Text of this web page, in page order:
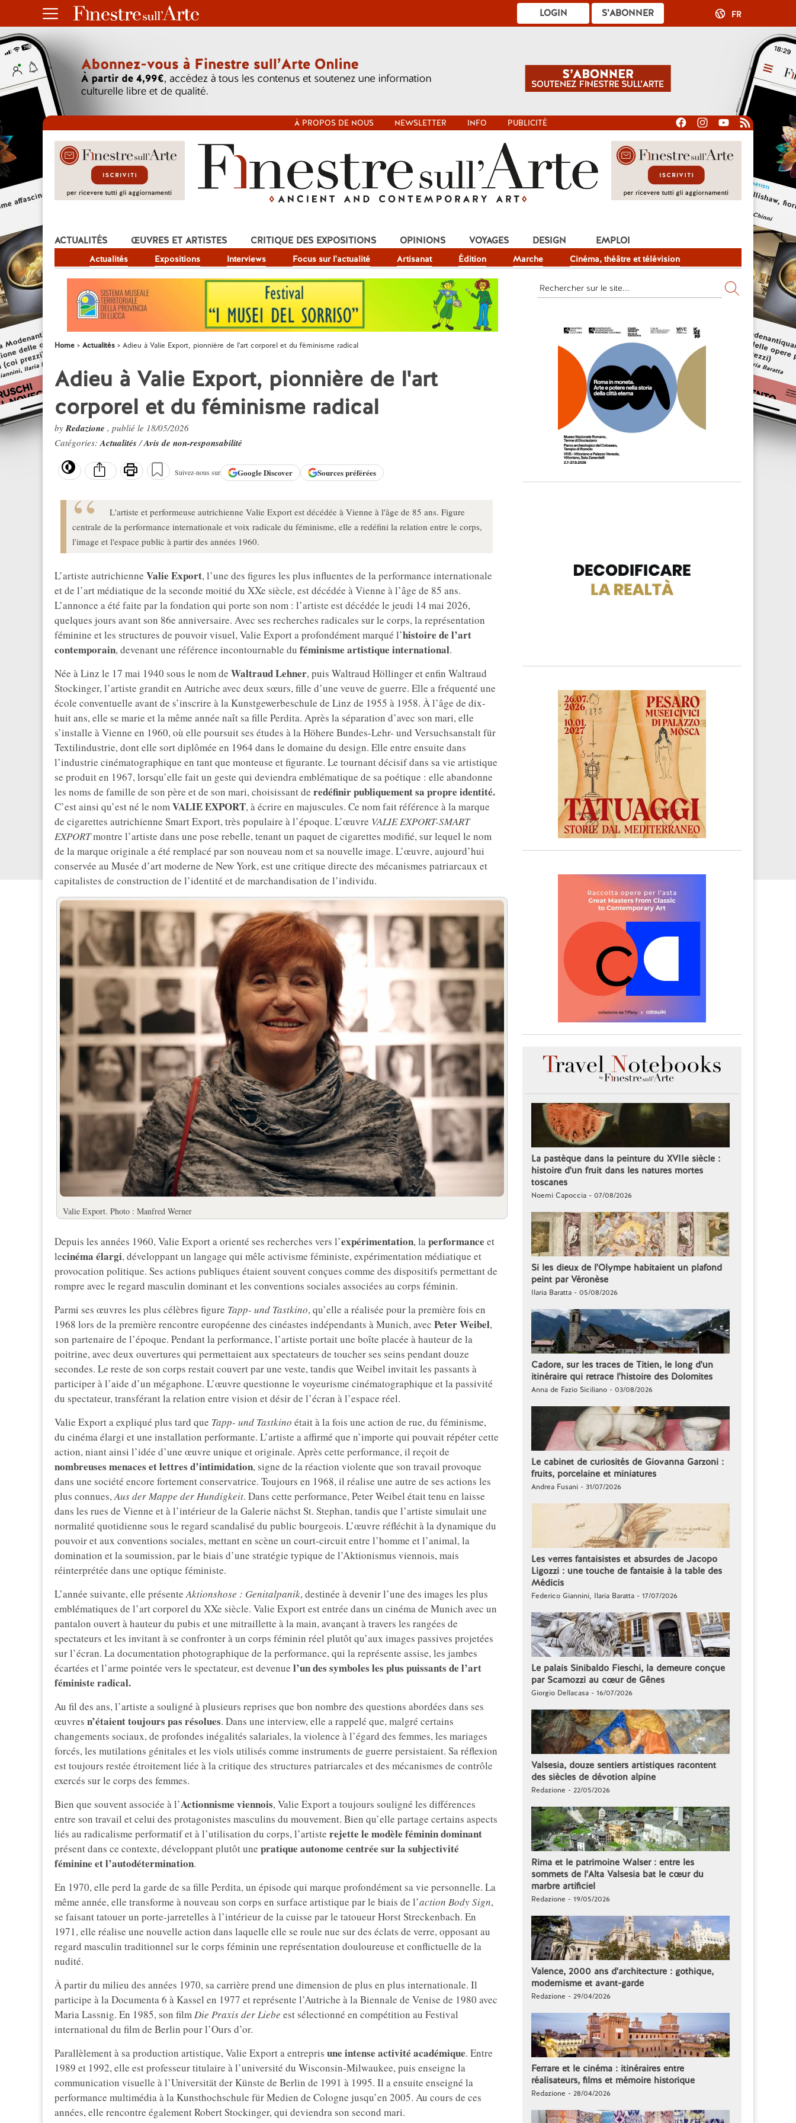
S’ABONNER
LOGIN FR
À PROPOS DE NOUS NEWSLETTER INFO PUBLICITÉ
ACTUALITÉS
Actualités Expositions Interviews Focus sur l'actualité Artisanat Édition Marche Cinéma, théâtre et télévision
ŒUVRES ET ARTISTES CRITIQUE DES EXPOSITIONS OPINIONS VOYAGES DESIGN EMPLOI
Home Actualités Adieu à Valie Export, pionnière de l'art corporel et du féminisme radical
Adieu à Valie Export, pionnière de l'art
corporel et du féminisme radical
byRedazione , publié le 18/05/2026
Catégories:Actualités/Avis de non-responsabilité
Suivez-nous sur GoogleDiscover Sources préférées
L'artiste et performeuse autrichienne Valie Export est décédée à Vienne à l'âge de 85 ans. Figure
centrale de la performance internationale et voix radicale du féminisme, elle a redéfini la relation entre le corps,
l'image et l'espace public à partir des années 1960.
L’artiste autrichienne Valie Export, l’une des figures les plus influentes de la performance internationale
et de l’art médiatique de la seconde moitié du XXe siècle, est décédée à Vienne à l’âge de 85 ans.
L’annonce a été faite par la fondation qui porte son nom : l’artiste est décédée le jeudi 14 mai 2026,
quelques jours avant son 86e anniversaire. Avec ses recherches radicales sur le corps, la représentation
féminine et les structures de pouvoir visuel, Valie Export a profondément marqué l’histoire de l’art
contemporain, devenant une référence incontournable du féminisme artistique international.
Née à Linz le 17 mai 1940 sous le nom de Waltraud Lehner, puis Waltraud Höllinger et enfin Waltraud
Stockinger, l’artiste grandit en Autriche avec deux sœurs, fille d’une veuve de guerre. Elle a fréquenté une
école conventuelle avant de s’inscrire à la Kunstgewerbeschule de Linz de 1955 à 1958. À l’âge de dix-
huit ans, elle se marie et la même année naît sa fille Perdita. Après la séparation d’avec son mari, elle
s’installe à Vienne en 1960, où elle poursuit ses études à la Höhere Bundes-Lehr- und Versuchsanstalt für
Textilindustrie, dont elle sort diplômée en 1964 dans le domaine du design. Elle entre ensuite dans
l’industrie cinématographique en tant que monteuse et figurante. Le tournant décisif dans sa vie artistique
se produit en 1967, lorsqu’elle fait un geste qui deviendra emblématique de sa poétique : elle abandonne
les noms de famille de son père et de son mari, choisissant de redéfinir publiquement sa propre identité.
C’est ainsi qu’est né le nomVALIE EXPORT, à écrire en majuscules. Ce nom fait référence à la marque
de cigarettes autrichienne Smart Export, très populaire à l’époque. L’œuvre VALIE EXPORT-SMART
EXPORTmontre l’artiste dans une pose rebelle, tenant un paquet de cigarettes modifié, sur lequel le nom
de la marque originale a été remplacé par son nouveau nom et sa nouvelle image. L’œuvre, aujourd’hui
conservée au Musée d’art moderne de New York, est une critique directe des mécanismes patriarcaux et
capitalistes de construction de l’identité et de marchandisation de l’individu.
Valie Export. Photo : Manfred Werner
Depuis les années 1960, Valie Export a orienté ses recherches vers l’expérimentation, laperformance et
lecinéma élargi, développant un langage qui mêle activisme féministe, expérimentation médiatique et
provocation politique. Ses actions publiques étaient souvent conçues comme des dispositifs permettant de
rompre avec le regard masculin dominant et les conventions sociales associées au corps féminin.
Parmi ses œuvres les plus célèbres figure Tapp- und Tastkino, qu’elle a réalisée pour la première fois en
1968 lors de la première rencontre européenne des cinéastes indépendants à Munich, avec Peter Weibel,
son partenaire de l’époque. Pendant la performance, l’artiste portait une boîte placée à hauteur de la
poitrine, avec deux ouvertures qui permettaient aux spectateurs de toucher ses seins pendant douze
secondes. Le reste de son corps restait couvert par une veste, tandis que Weibel invitait les passants à
participer à l’aide d’un mégaphone. L’œuvre questionne le voyeurisme cinématographique et la passivité
du spectateur, transférant la relation entre vision et désir de l’écran à l’espace réel.
Valie Export a expliqué plus tard que Tapp- und Tastkino était à la fois une action de rue, du féminisme,
du cinéma élargi et une installation performante. L’artiste a affirmé que n’importe qui pouvait répéter cette
action, niant ainsi l’idée d’une œuvre unique et originale. Après cette performance, il reçoit de
nombreuses menaces et lettres d’intimidation, signe de la réaction violente que son travail provoque
dans une société encore fortement conservatrice. Toujours en 1968, il réalise une autre de ses actions les
plus connues,Aus der Mappe der Hundigkeit. Dans cette performance, Peter Weibel était tenu en laisse
dans les rues de Vienne et à l’intérieur de la Galerie nächst St. Stephan, tandis que l’artiste simulait une
normalité quotidienne sous le regard scandalisé du public bourgeois. L’œuvre réfléchit à la dynamique du
pouvoir et aux conventions sociales, mettant en scène un court-circuit entre l’homme et l’animal, la
domination et la soumission, par le biais d’une stratégie typique de l’Aktionismus viennois, mais
réinterprétée dans une optique féministe.
L’année suivante, elle présenteAktionshose : Genitalpanik, destinée à devenir l’une des images les plus
emblématiques de l’art corporel du XXe siècle. Valie Export est entrée dans un cinéma de Munich avec un
pantalon ouvert à hauteur du pubis et une mitraillette à la main, avançant à travers les rangées de
spectateurs et les invitant à se confronter à un corps féminin réel plutôt qu’aux images passives projetées
sur l’écran. La documentation photographique de la performance, qui la représente assise, les jambes
écartées et l’arme pointée vers le spectateur, est devenue l’un des symboles les plus puissants de l’art
féministe radical.
Au fil des ans, l’artiste a souligné à plusieurs reprises que bon nombre des questions abordées dans ses
œuvres n’étaient toujours pas résolues. Dans une interview, elle a rappelé que, malgré certains
changements sociaux, de profondes inégalités salariales, la violence à l’égard des femmes, les mariages
forcés, les mutilations génitales et les viols utilisés comme instruments de guerre persistaient. Sa réflexion
est toujours restée étroitement liée à la critique des structures patriarcales et des mécanismes de contrôle
exercés sur le corps des femmes.
Bien que souvent associée à l’Actionnisme viennois, Valie Export a toujours souligné les différences
entre son travail et celui des protagonistes masculins du mouvement. Bien qu’elle partage certains aspects
liés au radicalisme performatif et à l’utilisation du corps, l’artiste rejette le modèle féminin dominant
présent dans ce contexte, développant plutôt une pratique autonome centrée sur la subjectivité
féminine et l’autodétermination.
En 1970, elle perd la garde de sa fille Perdita, un épisode qui marque profondément sa vie personnelle. La
même année, elle transforme à nouveau son corps en surface artistique par le biais de l’action Body Sign,
se faisant tatouer un porte-jarretelles à l’intérieur de la cuisse par le tatoueur Horst Streckenbach. En
1971, elle réalise une nouvelle action dans laquelle elle se roule nue sur des éclats de verre, opposant au
regard masculin traditionnel sur le corps féminin une représentation douloureuse et conflictuelle de la
nudité.
À partir du milieu des années 1970, sa carrière prend une dimension de plus en plus internationale. Il
participe à la Documenta 6 à Kassel en 1977 et représente l’Autriche à la Biennale de Venise de 1980 avec
Maria Lassnig. En 1985, son filmDie Praxis der Liebe est sélectionné en compétition au Festival
international du film de Berlin pour l’Ours d’or.
Parallèlement à sa production artistique, Valie Export a entrepris une intense activité académique. Entre
1989 et 1992, elle est professeur titulaire à l’université du Wisconsin-Milwaukee, puis enseigne la
communication visuelle à l’Universität der Künste de Berlin de 1991 à 1995. Il a ensuite enseigné la
performance multimédia à la Kunsthochschule für Medien de Cologne jusqu’en 2005. Au cours de ces
années, elle rencontre également Robert Stockinger, qui deviendra son second mari.
La pastèque dans la peinture du XVIIe siècle :
histoire d'un fruit dans les natures mortes
toscanes
Noemi Capoccia - 07/08/2026
Si les dieux de l'Olympe habitaient un plafond
peint par Véronèse
Ilaria Baratta - 05/08/2026
Cadore, sur les traces de Titien, le long d'un
itinéraire qui retrace l'histoire des Dolomites
Anna de Fazio Siciliano - 03/08/2026
Le cabinet de curiosités de Giovanna Garzoni :
fruits, porcelaine et miniatures
Andrea Fusani - 31/07/2026
Les verres fantaisistes et absurdes de Jacopo
Ligozzi : une touche de fantaisie à la table des
Médicis
Federico Giannini, Ilaria Baratta - 17/07/2026
Le palais Sinibaldo Fieschi, la demeure conçue
par Scamozzi au cœur de Gênes
Giorgio Dellacasa - 16/07/2026
Valsesia, douze sentiers artistiques racontent
des siècles de dévotion alpine
Redazione - 22/05/2026
Rima et le patrimoine Walser : entre les
sommets de l'Alta Valsesia bat le cœur du
marbre artificiel
Redazione - 19/05/2026
Valence, 2000 ans d'architecture : gothique,
modernisme et avant-garde
Redazione - 29/04/2026
Ferrare et le cinéma : itinéraires entre
réalisateurs, films et mémoire historique
Redazione - 28/04/2026